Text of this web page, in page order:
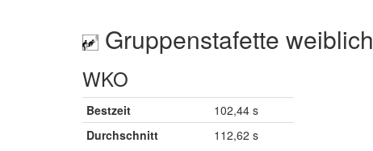
Gruppenstafette weiblich
WKO
Bestzeit
102,44 s
Durchschnitt
112,62 s